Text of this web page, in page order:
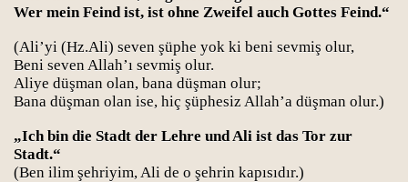
Wer mein Feind ist, ist ohne Zweifel auch Gottes Feind.“
(Ali’yi (Hz.Ali) seven şüphe yok ki beni sevmiş olur,
Beni seven Allah’ı sevmiş olur.
Aliye düşman olan, bana düşman olur;
Bana düşman olan ise, hiç şüphesiz Allah’a düşman olur.)
„Ich bin die Stadt der Lehre und Ali ist das Tor zur
Stadt.“
(Ben ilim şehriyim, Ali de o şehrin kapısıdır.)